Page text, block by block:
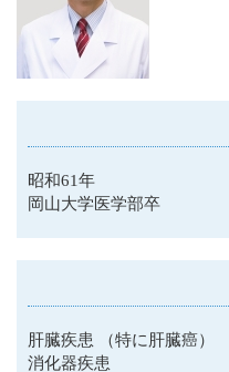
昭和61年
岡山大学医学部卒
肝臓疾患 （特に肝臓癌）
消化器疾患